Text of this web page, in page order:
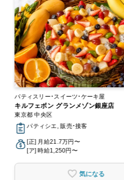
パティスリー・スイーツ・ケーキ屋
キルフェボン グランメゾン銀座店
東京都 中央区
パティシエ, 販売・接客
[正] 月給21.7万円〜
[ア] 時給1,250円〜
気になる